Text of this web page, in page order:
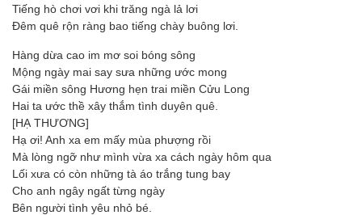
Tiếng hò chơi vơi khi trăng ngà lả lơi
Đêm quê rộn ràng bao tiếng chày buông lơi.
Hàng dừa cao im mơ soi bóng sông
Mộng ngày mai say sưa những ước mong
Gái miền sông Hương hẹn trai miền Cửu Long
Hai ta ước thề xây thắm tình duyên quê.
[HẠ THƯƠNG]
Hạ ơi! Anh xa em mấy mùa phượng rồi
Mà lòng ngỡ như mình vừa xa cách ngày hôm qua
Lối xưa có còn những tà áo trắng tung bay
Cho anh ngây ngất từng ngày
Bên người tình yêu nhỏ bé.